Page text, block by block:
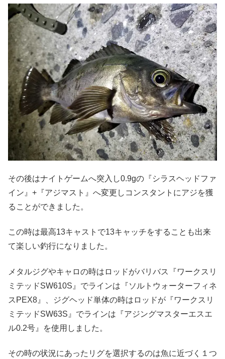
その後はナイトゲームへ突入し0.9gの『シラスヘッドファ
イン』+『アジマスト』へ変更しコンスタントにアジを獲
ることができました。
この時は最高13キャストで13キャッチをすることも出来
て楽しい釣行になりました。
メタルジグやキャロの時はロッドがバリバス『ワークスリ
ミテッドSW610S』でラインは『ソルトウォーターフィネ
スPEX8』、ジグヘッド単体の時はロッドが『ワークスリ
ミテッドSW63S』でラインは『アジングマスターエスエ
ル0.2号』を使用しました。
その時の状況にあったリグを選択するのは魚に近づく１つ